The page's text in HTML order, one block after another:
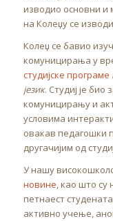
изводио основни и
на Колеџу се
Колеџ се бавио
комуницирања у
студијске програме
језик. Студиј је био
комуницирању и
условима
овакав педагошки
другачијим од
У нашу
новине, као што су
петнаест
активно учење,